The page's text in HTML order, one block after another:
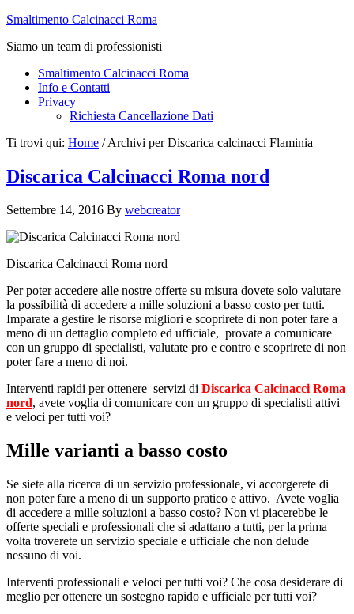
Smaltimento Calcinacci Roma
Siamo un team di professionisti
Smaltimento Calcinacci Roma
Info e Contatti
Privacy
Richiesta Cancellazione Dati
Ti trovi qui: Home /Archivi per Discarica calcinacci Flaminia
Discarica Calcinacci Roma nord
Settembre 14, 2016 By webcreator
Discarica Calcinacci Roma nord
Per poter accedere alle nostre offerte su misura dovete solo valutare
la possibilità di accedere a mille soluzioni a basso costo per tutti.
Imparate a gestire le risorse migliori e scoprirete di non poter fare a
meno di un dettaglio completo ed ufficiale, provate a comunicare
con un gruppo di specialisti, valutate pro e contro e scoprirete di non
poter fare a meno di noi.
Interventi rapidi per ottenere servizi di Discarica Calcinacci Roma
nord, avete voglia di comunicare con un gruppo di specialisti attivi
e veloci per tutti voi?
Mille varianti a basso costo
Se siete alla ricerca di un servizio professionale, vi accorgerete di
non poter fare a meno di un supporto pratico e attivo. Avete voglia
di accedere a mille soluzioni a basso costo? Non vi piacerebbe le
offerte speciali e professionali che si adattano a tutti, per la prima
volta troverete un servizio speciale e ufficiale che non delude
nessuno di voi.
Interventi professionali e veloci per tutti voi? Che cosa desiderare di
meglio per ottenere un sostegno rapido e ufficiale per tutti voi?